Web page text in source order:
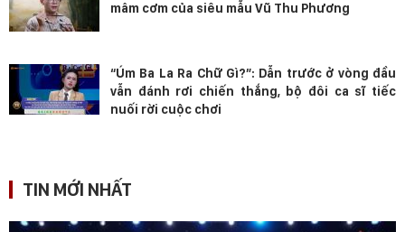
mâm cơm của siêu mẫu Vũ Thu Phương
“Úm Ba La Ra Chữ Gì?”: Dẫn trước ở vòng đầu
vẫn đánh rơi chiến thắng, bộ đôi ca sĩ tiếc
nuối rời cuộc chơi
TIN MỚI NHẤT